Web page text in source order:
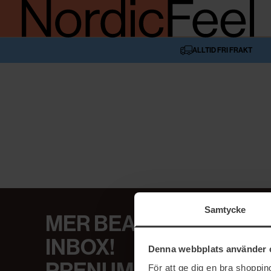
Samtycke
Denna webbplats använder
För att ge dig en bra
ALLTID FRI FRAKT
MER BEAUTY I DIN
INBOX!